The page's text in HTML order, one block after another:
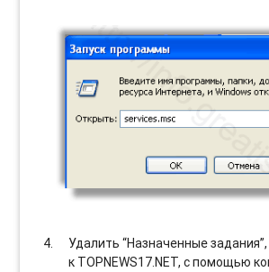
Удалить “Назначенные
к TOPNEWS17.NET, с помощью